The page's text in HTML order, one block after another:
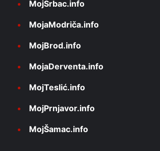
MojSrbac.info
MojaModriča.info
MojBrod.info
MojaDerventa.info
MojTeslić.info
MojPrnjavor.info
MojŠamac.info